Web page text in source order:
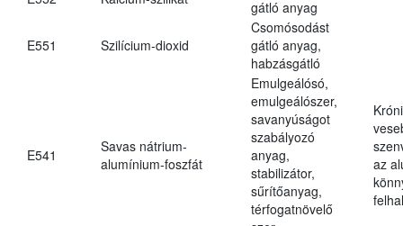
gátló anyag
E551 Szilícium-dioxid
Csomósodást
gátló anyag,
habzásgátló
E541
Savas nátrium-
alumínium-foszfát
Emulgeálósó,
emulgeálószer,
savanyúságot
szabályozó
anyag,
stabilizátor,
sűrítőanyag,
térfogatnövelő
az